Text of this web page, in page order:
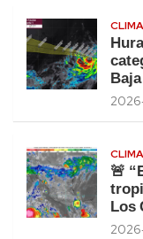
CLIMA
CLIMA
🚨
Los